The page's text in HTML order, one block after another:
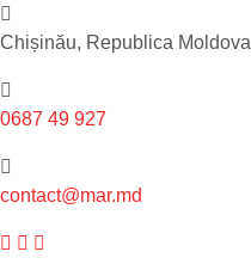
Chișinău, Republica Moldova
0687 49 927
contact@mar.md